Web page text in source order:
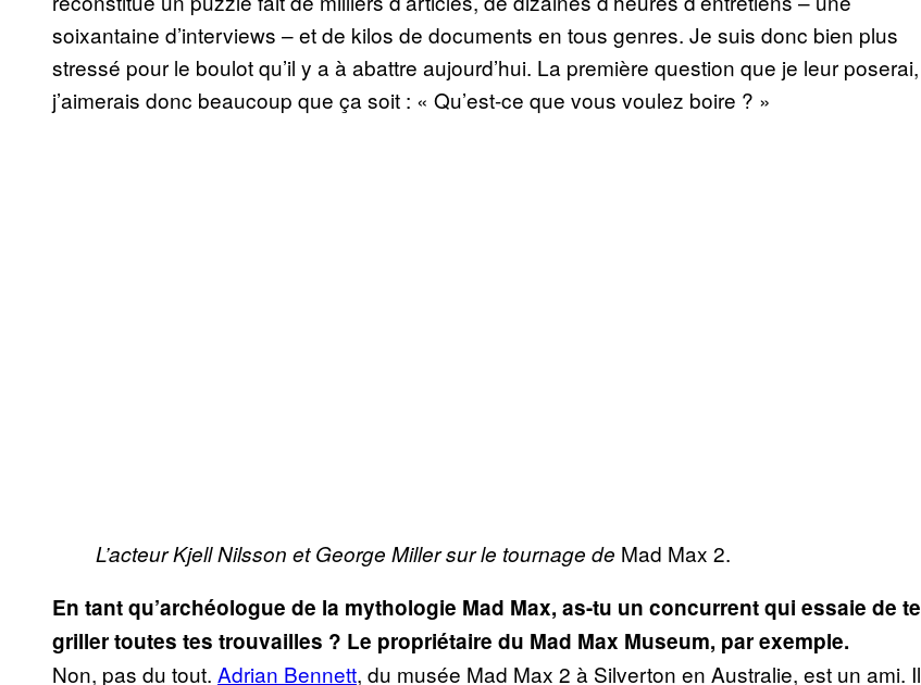
soixantaine d’interviews – et de kilos de documents en tous genres. Je suis donc bien plus
stressé pour le boulot qu’il y a à abattre aujourd’hui. La première question que je leur poserai,
j’aimerais donc beaucoup que ça soit : « Qu’est-ce que vous voulez boire ? »
L’acteur Kjell Nilsson et George Miller sur le tournage de Mad Max 2.
En tant qu’archéologue de la mythologie Mad Max, as-tu un concurrent qui essaie de te
griller toutes tes trouvailles ? Le propriétaire du Mad Max Museum, par exemple.
Non, pas du tout. Adrian Bennett, du musée Mad Max 2 à Silverton en Australie, est un ami. Il